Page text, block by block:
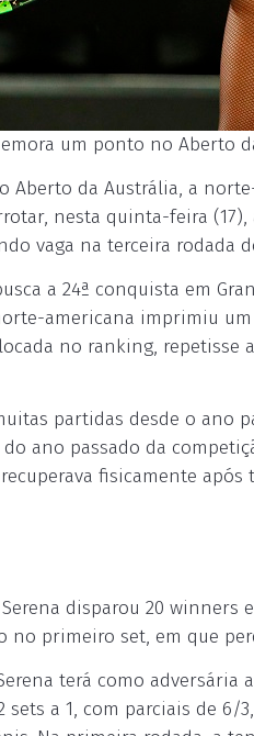
um ponto no Aberto
Aberto da Austrália, a
nesta quinta-feira
vaga na terceira rodada
a 24ª conquista em
norte-americana imprimiu
no ranking,
partidas desde o ano
ano passado da
recuperava fisicamente
disparou 20 winners
no primeiro set, em que
terá como adversária
sets a 1, com parciais de